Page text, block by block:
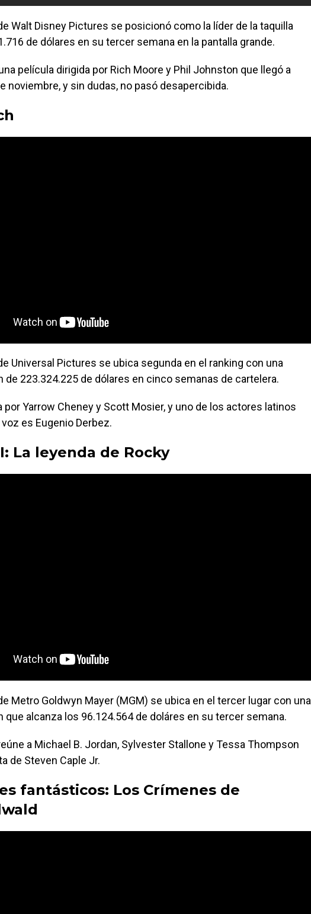
Walt Disney Pictures se posicionó como la líder de la taquilla
de dólares en su tercer semana en la pantalla grande.
película dirigida por Rich Moore y Phil Johnston que llegó a
noviembre, y sin dudas, no pasó desapercibida.
Universal Pictures se ubica segunda en el ranking con una
de 223.324.225 de dólares en cinco semanas de cartelera.
por Yarrow Cheney y Scott Mosier, y uno de los actores latinos
es Eugenio Derbez.
La leyenda de Rocky
Metro Goldwyn Mayer (MGM) se ubica en el tercer lugar con una
que alcanza los 96.124.564 de doláres en su tercer semana.
a Michael B. Jordan, Sylvester Stallone y Tessa Thompson
de Steven Caple Jr.
fantásticos: Los Crímenes de